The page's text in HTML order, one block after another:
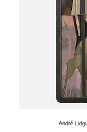
André